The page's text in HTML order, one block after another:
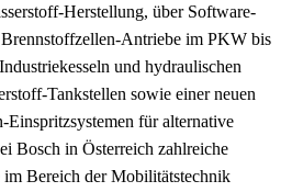
Herstellung, über Software-
Antriebe im PKW bis
und hydraulischen
Tankstellen sowie einer neuen
für alternative
Bosch in Österreich zahlreiche
Bereich der Mobilitätstechnik